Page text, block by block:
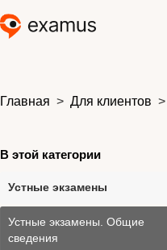
Главная Для клиентов
В этой категории
Устные экзамены
Устные экзамены. Общие
сведения